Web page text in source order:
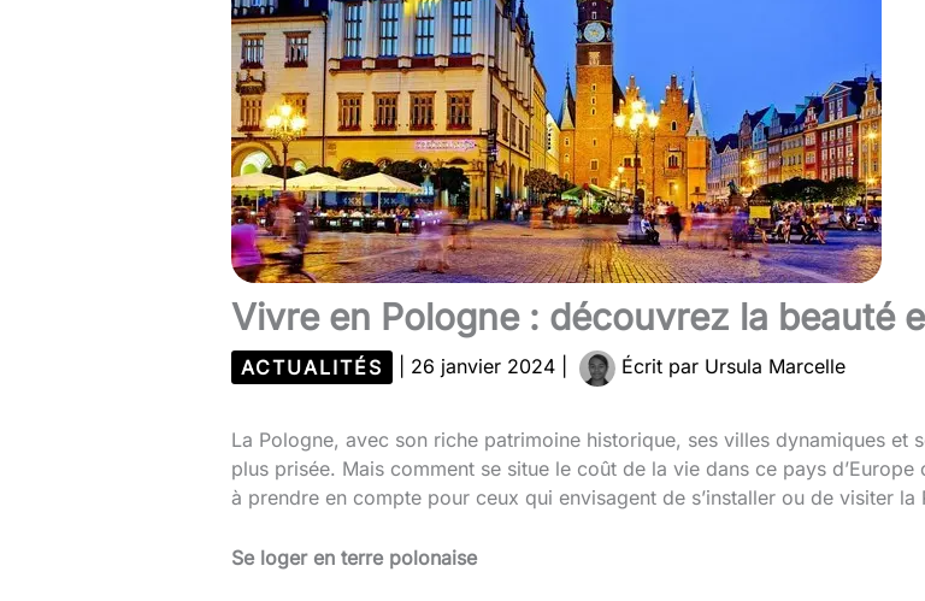
Vivre en Pologne : découvrez la beauté
ACTUALITÉS 26 janvier 2024 Écrit par Ursula Marcelle
La Pologne, avec son riche patrimoine historique, ses villes dynamiques et
plus prisée. Mais comment se situe le coût de la vie dans ce pays
à prendre en compte pour ceux qui envisagent de s’installer ou de visiter la
Se loger en terre polonaise